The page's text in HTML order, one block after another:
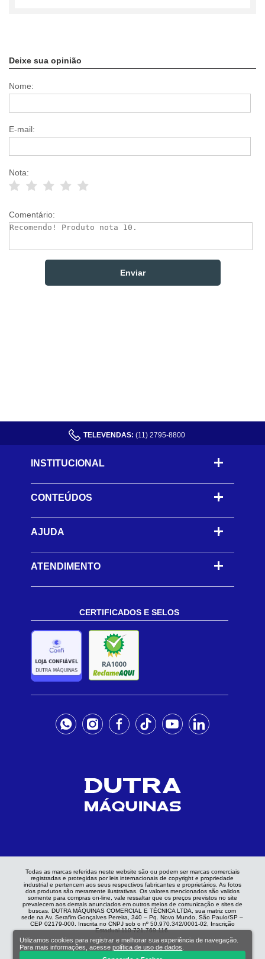
Deixe sua opinião
Nome:
E-mail:
Nota:
Comentário:
TELEVENDAS: (11) 2795-8800
INSTITUCIONAL
CONTEÚDOS -
AJUDA -
ATENDIMENTO
CERTIFICADOS E SELOS
Todas as marcas referidas neste website são ou podem ser marcas comerciais
registradas e protegidas por leis internacionais de copyright e propriedade
industrial e pertencem aos seus respectivos fabricantes e proprietários. As fotos
dos produtos são meramente ilustrativas. Os valores mencionados são validos
somente para compras on-line, vale ressaltar que os preços previstos no site
prevalecem aos demais anunciados em outros meios de comunicação e sites de
buscas. DUTRA MÁQUINAS COMERCIAL E TÉCNICA LTDA, sua matriz com
sede na Av. Serafim Gonçalves Pereira, 340 – Pq. Novo Mundo, São Paulo/SP –
CEP 02179-000. Inscrita no CNPJ sob o nº 50.970.342/0001-02, Inscrição
Estadual 110.721.769.116.
Utilizamos cookies para registrar e melhorar sua experiência de navegação.
Para mais informações, acessepolítica de uso de dados